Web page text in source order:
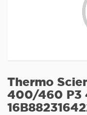
Thermo
400/460 P3